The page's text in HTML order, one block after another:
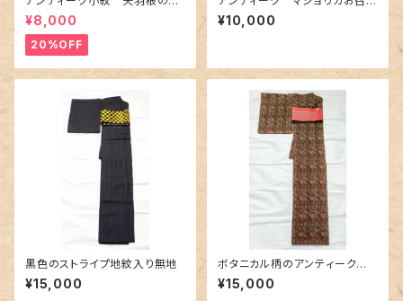
紋に短冊柄 裄６６cm
¥8,000
20%OFF
美しい花柄
¥10,000
黒色のストライプ地紋入り無地
¥15,000
ボタニカル柄のアンティークお
召
¥15,000